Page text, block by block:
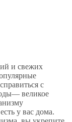
и свежих
с
великое
у вас дома.